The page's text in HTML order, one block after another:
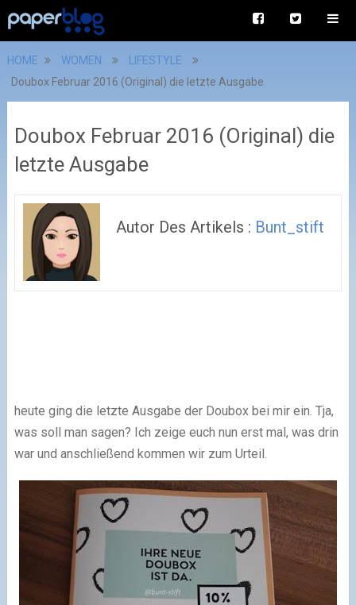
HOME WOMEN
LIFESTYLE
Doubox Februar 2016 (Original) die letzte Ausgabe
Doubox Februar 2016 (Original) die
letzte Ausgabe
Autor Des Artikels : Bunt_stift
heute ging die letzte Ausgabe der Doubox bei mir ein. Tja,
was soll man sagen? Ich zeige euch nun erst mal, was drin
war und anschließend kommen wir zum Urteil.